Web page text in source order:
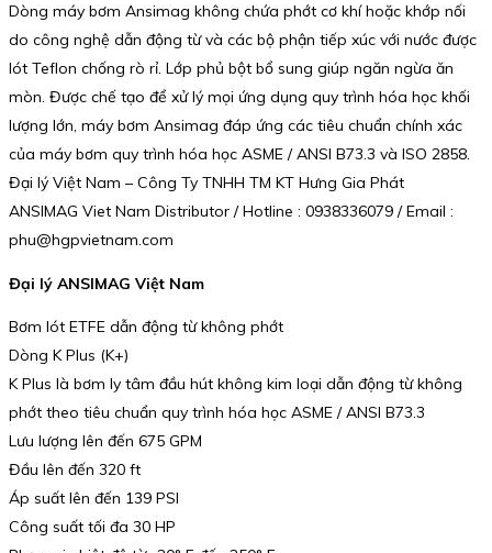
Dòng máy bơm Ansimag không chứa phớt cơ khí hoặc khớp nối
do công nghệ dẫn động từ và các bộ phận tiếp xúc với nước được
lót Teflon chống rò rỉ. Lớp phủ bột bổ sung giúp ngăn ngừa ăn
mòn. Được chế tạo để xử lý mọi ứng dụng quy trình hóa học khối
lượng lớn, máy bơm Ansimag đáp ứng các tiêu chuẩn chính xác
của máy bơm quy trình hóa học ASME / ANSI B73.3 và ISO 2858.
Đại lý Việt Nam – Công Ty TNHH TM KT Hưng Gia Phát
ANSIMAG Viet Nam Distributor / Hotline : 0938336079 / Email :
phu@hgpvietnam.com
Đại lý ANSIMAG Việt Nam
Bơm lót ETFE dẫn động từ không phớt
Dòng K Plus (K+)
K Plus là bơm ly tâm đầu hút không kim loại dẫn động từ không
phớt theo tiêu chuẩn quy trình hóa học ASME / ANSI B73.3
Lưu lượng lên đến 675 GPM
Đầu lên đến 320 ft
Áp suất lên đến 139 PSI
Công suất tối đa 30 HP